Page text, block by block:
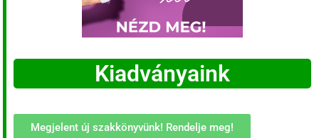
Kiadványaink
Megjelent új szakkönyvünk! Rendelje meg!